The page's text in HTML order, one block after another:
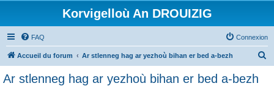
Korvigelloù An DROUIZIG
FAQ Connexion
Accueil du forum Ar stlenneg hag ar yezhoù bihan er bed a-bezh
Ar stlenneg hag ar yezhoù bihan er bed a-bezh